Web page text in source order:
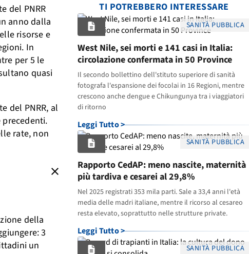
del PNRR
anno dalla
risorse e
In
per 5 le
quasi
del PNRR, al
rate, non
close
della
3
un
TI POTREBBERO INTERESSARE
SANITÀ PUBBLICA
West Nile, sei morti e 141 casi in Italia:
circolazione confermata in 50 Province
Il secondo bollettino dell'stituto superiore di sanità
fotografa l'espansione dei focolai in 16 Regioni, mentre
crescono anche dengue e Chikungunya tra i viaggiatori
di ritorno
Leggi Tutto >
SANITÀ PUBBLICA
Rapporto CedAP: meno nascite, maternità
più tardiva e cesarei al 29,8%
Nel 2025 registrati 353 mila parti. Sale a 33,4 anni l'età
media delle madri italiane, mentre il ricorso al cesareo
resta elevato, soprattutto nelle strutture private.
Leggi Tutto >
SANITÀ PUBBLICA